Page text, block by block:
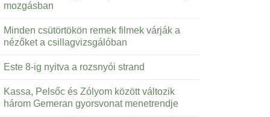
mozgásban
Minden csütörtökön remek filmek várják a
nézőket a csillagvizsgálóban
Este 8-ig nyitva a rozsnyói strand
Kassa, Pelsőc és Zólyom között változik
három Gemeran gyorsvonat menetrendje